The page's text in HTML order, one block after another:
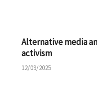
Alternative media
activism
12/09/2025